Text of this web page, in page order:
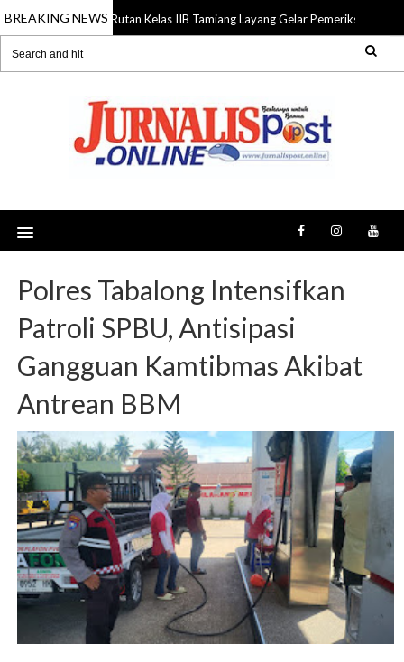
BREAKING NEWS
06 Aug 2026 Rutan Kelas IIB Tamiang Layang Gelar Pemeriksaan
Polres Tabalong Intensifkan
Patroli SPBU, Antisipasi
Gangguan Kamtibmas Akibat
Antrean BBM